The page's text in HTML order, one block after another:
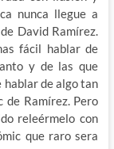
nunca llegue a
David Ramírez.
fácil hablar de
y de las que
hablar de algo tan
de Ramírez. Pero
releérmelo con
que raro sera